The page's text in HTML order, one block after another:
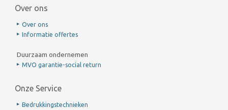
Over ons
Over ons
Informatie offertes
Duurzaam ondernemen
MVO garantie-social return
Onze Service
Bedrukkingstechnieken